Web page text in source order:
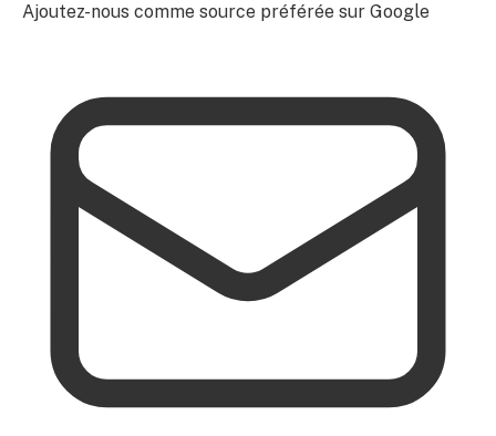
Ajoutez-nous comme source préférée sur Google